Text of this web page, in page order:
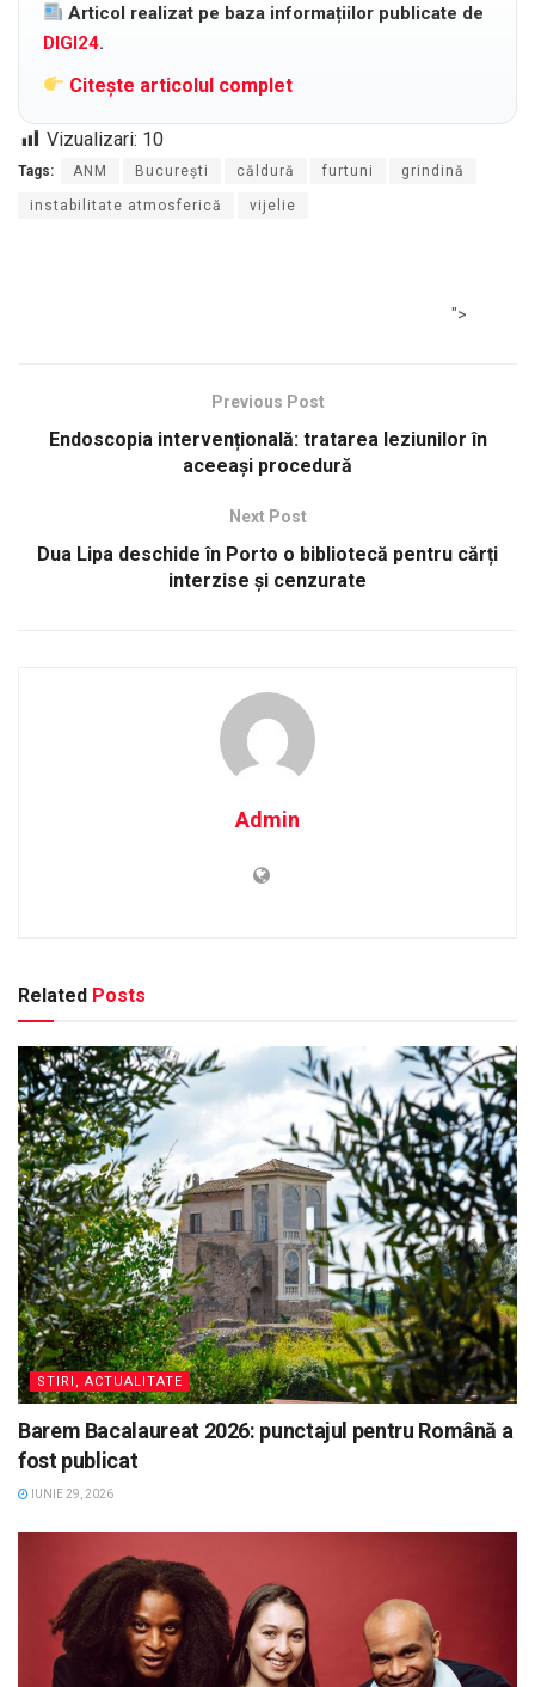
Articol realizat pe baza informațiilor publicate de
DIGI24.
Citește articolul complet
Vizualizari: 10
Tags: ANM București căldură furtuni grindină
instabilitate atmosferică vijelie
">
Previous Post
Endoscopia intervențională: tratarea leziunilor în
aceeași procedură
Next Post
Dua Lipa deschide în Porto o bibliotecă pentru cărți
interzise și cenzurate
Admin
Related Posts
STIRI, ACTUALITATE
Barem Bacalaureat 2026: punctajul pentru Română a
fost publicat
IUNIE 29, 2026